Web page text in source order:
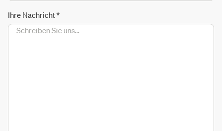
Ihre Nachricht*